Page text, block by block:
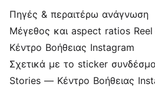
Πηγές & περαιτέρω ανάγνωση
Μέγεθος και aspect ratios
Κέντρο Βοήθειας Instagram
Σχετικά με το sticker
Stories — Κέντρο Βοήθειας